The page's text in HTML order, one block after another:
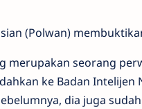
(Polwan)
merupakan seorang
ke Badan Intelijen
dia juga